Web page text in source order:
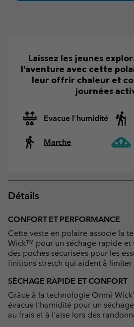
Laissez les jeunes
l’aventure avec cette
leur offrir chaleur et
journées
Evacue l'humidité
Marche
Détails
CONFORT ET PERFORMANCE
Cette veste en polaire associe la
Wick™ pour un séchage rapide et
des poches sécurisées pour les
finitions stretch qui aident à
SÉCHAGE RAPIDE ET CONFORT
Grâce à la technologie Omni-
évacue l'humidité pour un
au frais et à l'aise lors des